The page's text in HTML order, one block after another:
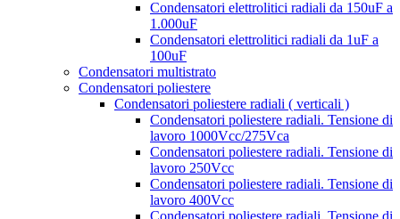
Condensatori elettrolitici radiali da 150uF a
1.000uF
Condensatori elettrolitici radiali da 1uF a
100uF
Condensatori multistrato
Condensatori poliestere
Condensatori poliestere radiali ( verticali )
Condensatori poliestere radiali. Tensione di
lavoro 1000Vcc/275Vca
Condensatori poliestere radiali. Tensione di
lavoro 250Vcc
Condensatori poliestere radiali. Tensione di
lavoro 400Vcc
Condensatori poliestere radiali. Tensione di